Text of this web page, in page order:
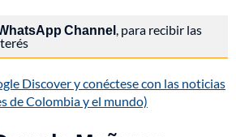
Channel, para recibir las
Discover y conéctese con las noticias
de Colombia y el mundo)